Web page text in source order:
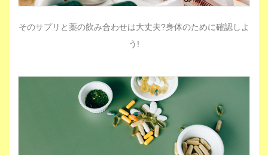
そのサプリと薬の飲み合わせは大丈夫?身体のために確認しよ
う!